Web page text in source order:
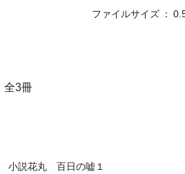
全3冊
小説花丸 百日の嘘１
ファイルサイズ